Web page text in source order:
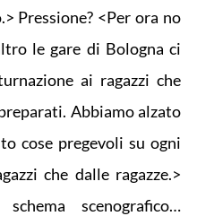
Pressione? <Per ora no
le gare di Bologna ci
ai ragazzi che
Abbiamo alzato
cose pregevoli su ogni
che dalle ragazze.>
scenografico…